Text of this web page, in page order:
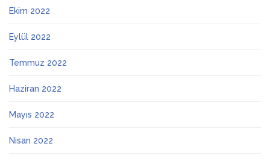
Ekim 2022
Eylül 2022
Temmuz 2022
Haziran 2022
Mayıs 2022
Nisan 2022